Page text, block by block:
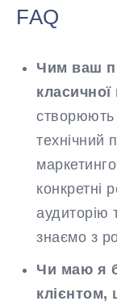
FAQ
Чим ваш
класичної
створюють
технічний
конкретні
аудиторію
знаємо з
Чи маю я
клієнтом,